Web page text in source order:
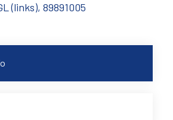
(links), 89891005